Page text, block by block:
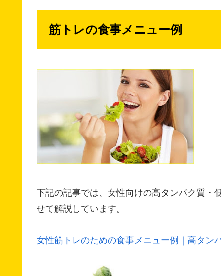
筋トレの食事メニュー例
下記の記事では、女性向けの高タンパク質・
せて解説しています。
女性筋トレのための食事メニュー例｜高タン